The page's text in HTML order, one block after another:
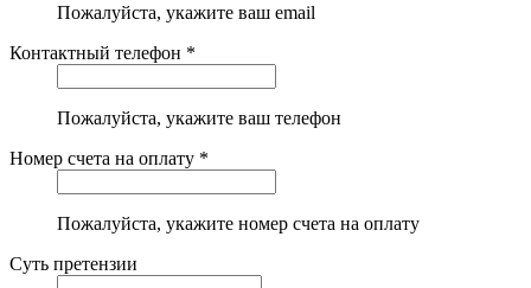
Пожалуйста, укажите ваш email
Контактный телефон *
Пожалуйста, укажите ваш телефон
Номер счета на оплату *
Пожалуйста, укажите номер счета на оплату
Суть претензии